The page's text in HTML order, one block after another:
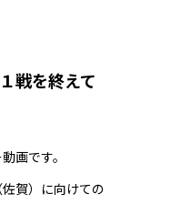
戦を終えて
画です。
賀）に向けての